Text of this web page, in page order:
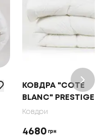
КОВДРА "COTE
BLANC" PRESTIGE
Ковдри
4680 грн